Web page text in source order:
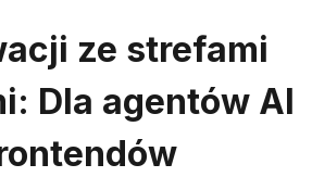
ze strefami
Dla agentów AI